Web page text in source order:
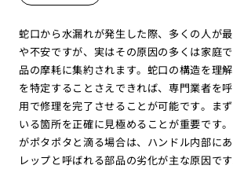
蛇口から水漏れが発生した際、多くの人が
や不安ですが、実はその原因の多くは家庭
品の摩耗に集約されます。蛇口の構造を理
を特定することさえできれば、専門業者を
用で修理を完了させることが可能です。ま
いる箇所を正確に見極めることが重要です
がポタポタと滴る場合は、ハンドル内部に
レップと呼ばれる部品の劣化が主な原因で